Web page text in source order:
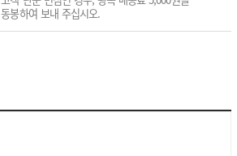
동봉하여 보내 주십시오.